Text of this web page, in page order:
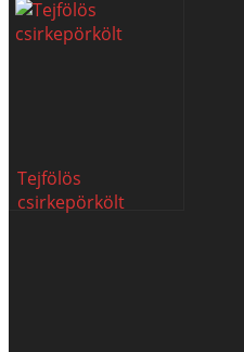
Tejfölös
csirkepörkölt